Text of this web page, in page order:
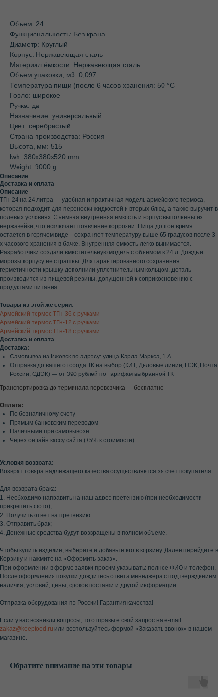
Объем: 24
Функциональность: Без крана
Диаметр: Круглый
Корпус: Нержавеющая сталь
Материал ёмкости: Нержавеющая сталь
Объем упаковки, м3: 0,097
Температура пищи (после 6 часов хранения: 50 °C
Горло: широкое
Ручка: да
Назначение: универсальный
Цвет: серебристый
Страна производства: Россия
Высота, мм: 515
lwh: 380x380x520 mm
Weight: 9000 g
Описание
Доставка и оплата
Описание
ТГн-24 на 24 литра — удобная и практичная модель армейского термоса,
которая подходит для переноски жидкостей и вторых блюд, а также выручит в
полевых условиях. Съемная внутренняя емкость и корпус выполнены из
нержавейки, что исключает появление коррозии. Пища долгое время
остается в горячем виде – сохраняет температуру выше 65 градусов после 3-
х часового хранения в бачке. Внутренняя емкость легко вынимается.
Разработчики создали вместительную модель с объемом в 24 л. Дождь и
морозы корпусу не страшны. Для гарантированного сохранения
герметичности крышку дополнили уплотнительным кольцом. Деталь
производится из пищевой резины, допущенной к соприкосновению с
продуктами питания.
Товары из этой же серии:
Армейский термос ТГн-36 с ручками
Армейский термос ТГн-12 с ручками
Армейский термос ТГн-18 с ручками
Доставка и оплата
Доставка:
Самовывоз из Ижевск по адресу: улица Карла Маркса, 1 А
Отправка до вашего города ТК на выбор (КИТ, Деловые линии, ПЭК, Почта
России, СДЭК) — от 390 рублей по тарифам выбранной ТК
Транспортировка до терминала перевозчика — бесплатно
Оплата:
По безналичному счету
Прямым банковским переводом
Наличными при самовывозе
Через онлайн кассу сайта (+5% к стоимости)
Условия возврата:
Возврат товара надлежащего качества осуществляется за счет покупателя.
Для возврата брака:
1. Необходимо направить на наш адрес претензию (при необходимости
прикрепить фото);
2. Получить ответ на претензию;
3. Отправить брак;
4. Денежные средства будут возвращены в полном объеме.
Чтобы купить изделие, выберите и добавьте его в корзину. Далее перейдите в
Корзину и нажмите на «Оформить заказ».
При оформлении в форме заявки просим указывать: полное ФИО и телефон.
После оформления покупки дождитесь ответа менеджера с подтверждением
наличия, условий, цены, сроков поставки и другой информации.
Отправка оборудования по России! Гарантия качества!
Если у вас возникли вопросы, то отправьте свой запрос на e-mail
zakaz@keepfood.ru или воспользуйтесь формой «Заказать звонок» в нашем
магазине.
Обратите внимание на эти товары